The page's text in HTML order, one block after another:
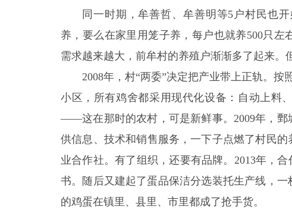
同一时期，牟善哲、牟善明等5户村民也
养，要么在家里用笼子养，每户也就养500只
需求越来越大，前牟村的养殖户渐渐多了起来。
2008年，村“两委”决定把产业带上正轨。
小区，所有鸡舍都采用现代化设备：自动上料
——这在那时的农村，可是新鲜事。2009年，鄄
供信息、技术和销售服务，一下子点燃了村民
业合作社。有了组织，还要有品牌。2013年，
书。随后又建起了蛋品保洁分选装托生产线，
的鸡蛋在镇里、县里、市里都成了抢手货。